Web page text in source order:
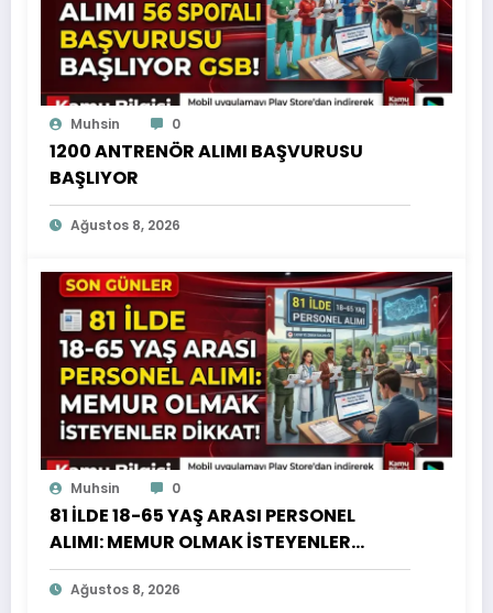
Muhsin 0
1200 ANTRENÖR ALIMI BAŞVURUSU
BAŞLIYOR
Ağustos 8, 2026
Muhsin 0
81 İLDE 18-65 YAŞ ARASI PERSONEL
ALIMI: MEMUR OLMAK İSTEYENLER
DİKKAT!
Ağustos 8, 2026